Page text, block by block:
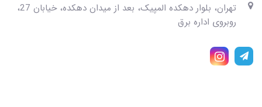
تهران، بلوار دهکده المپیک، بعد از میدان دهکده، خیابان 27،
روبروی اداره برق